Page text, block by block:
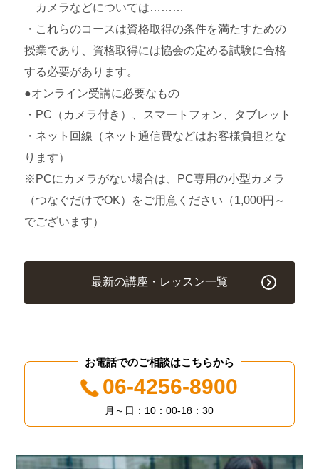
カメラなどについては………
・これらのコースは資格取得の条件を満たすための
授業であり、資格取得には協会の定める試験に合格
する必要があります。
●オンライン受講に必要なもの
・PC（カメラ付き）、スマートフォン、タブレット
・ネット回線（ネット通信費などはお客様負担とな
ります）
※PCにカメラがない場合は、PC専用の小型カメラ
（つなぐだけでOK）をご用意ください（1,000円～
でございます）
最新の講座・レッスン一覧
お電話でのご相談はこちらから
06-4256-8900
月～日：10：00-18：30